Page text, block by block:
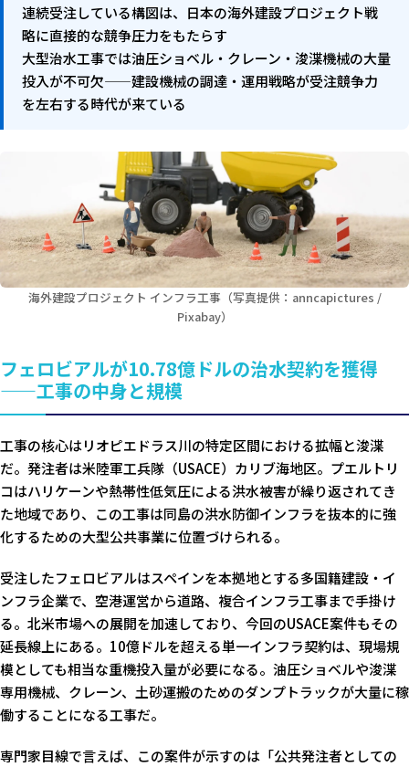
連続受注している構図は、日本の海外建設プロジェクト戦
略に直接的な競争圧力をもたらす
大型治水工事では油圧ショベル・クレーン・浚渫機械の大量
投入が不可欠——建設機械の調達・運用戦略が受注競争力
を左右する時代が来ている
海外建設プロジェクト インフラ工事（写真提供：anncapictures /
Pixabay）
フェロビアルが10.78億ドルの治水契約を獲得
——工事の中身と規模
工事の核心はリオピエドラス川の特定区間における拡幅と浚渫
だ。発注者は米陸軍工兵隊（USACE）カリブ海地区。プエルトリ
コはハリケーンや熱帯性低気圧による洪水被害が繰り返されてき
た地域であり、この工事は同島の洪水防御インフラを抜本的に強
化するための大型公共事業に位置づけられる。
受注したフェロビアルはスペインを本拠地とする多国籍建設・イ
ンフラ企業で、空港運営から道路、複合インフラ工事まで手掛け
る。北米市場への展開を加速しており、今回のUSACE案件もその
延長線上にある。10億ドルを超える単一インフラ契約は、現場規
模としても相当な重機投入量が必要になる。油圧ショベルや浚渫
専用機械、クレーン、土砂運搬のためのダンプトラックが大量に稼
働することになる工事だ。
専門家目線で言えば、この案件が示すのは「公共発注者としての